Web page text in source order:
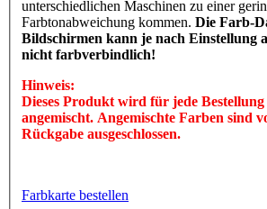
unterschiedlichen Maschinen zu einer
Farbtonabweichung kommen. Die Farb-
Bildschirmen kann je nach Einstellung
nicht farbverbindlich!
Hinweis:
Dieses Produkt wird für jede Bestellung
angemischt. Angemischte Farben sind
Rückgabe ausgeschlossen.
Farbkarte bestellen